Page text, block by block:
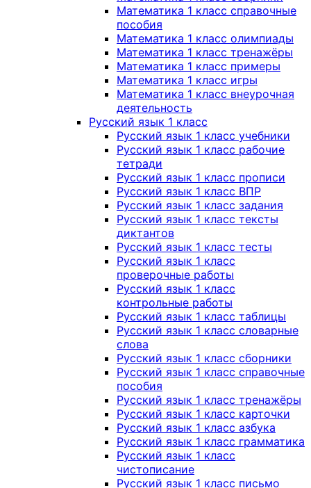
Математика 1 класс справочные
пособия
Математика 1 класс олимпиады
Математика 1 класс тренажёры
Математика 1 класс примеры
Математика 1 класс игры
Математика 1 класс внеурочная
деятельность
Русский язык 1 класс
Русский язык 1 класс учебники
Русский язык 1 класс рабочие
тетради
Русский язык 1 класс прописи
Русский язык 1 класс ВПР
Русский язык 1 класс задания
Русский язык 1 класс тексты
диктантов
Русский язык 1 класс тесты
Русский язык 1 класс
проверочные работы
Русский язык 1 класс
контрольные работы
Русский язык 1 класс таблицы
Русский язык 1 класс словарные
слова
Русский язык 1 класс сборники
Русский язык 1 класс справочные
пособия
Русский язык 1 класс тренажёры
Русский язык 1 класс карточки
Русский язык 1 класс азбука
Русский язык 1 класс грамматика
Русский язык 1 класс
чистописание
Русский язык 1 класс письмо